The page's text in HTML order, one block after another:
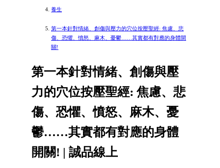
養生
第一本針對情緒、創傷與壓力的穴位按壓聖經: 焦慮、悲
傷、恐懼、憤怒、麻木、憂鬱……其實都有對應的身體開
關!
第一本針對情緒、創傷與壓
力的穴位按壓聖經: 焦慮、悲
傷、恐懼、憤怒、麻木、憂
鬱……其實都有對應的身體
開關! | 誠品線上